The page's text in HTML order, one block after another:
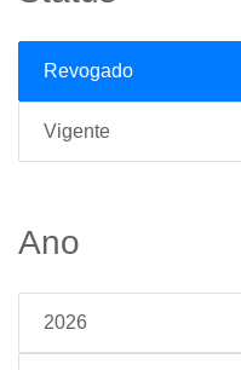
Revogado
Vigente
Ano
2026